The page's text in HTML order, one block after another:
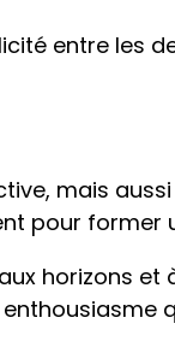
entre les
mais
pour former
horizons et